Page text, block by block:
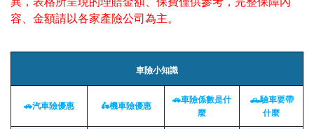
容、金額請以各家產險公司為主。
車險小知識
🚗汽車險優惠 🛵機車險優惠
🚗車險係數是什
麼
🛻驗車要帶
什麼